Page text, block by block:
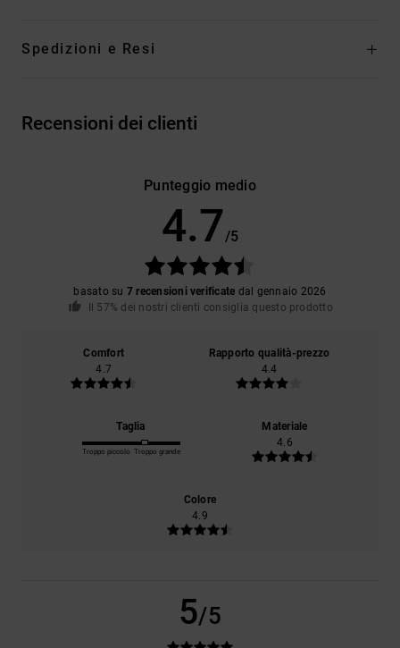
Spedizioni e Resi
Recensioni dei clienti
Punteggio medio
4.7 /5
basato su 7 recensioni verificate dal gennaio 2026
Il 57% dei nostri clienti consiglia questo prodotto
Comfort
4.7
Rapporto qualità-prezzo
4.4
Taglia
Troppo piccolo Troppo grande
Materiale
4.6
Colore
4.9
5/5